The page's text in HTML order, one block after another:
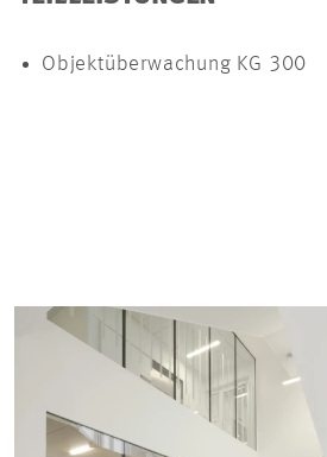
Objektüberwachung KG 300